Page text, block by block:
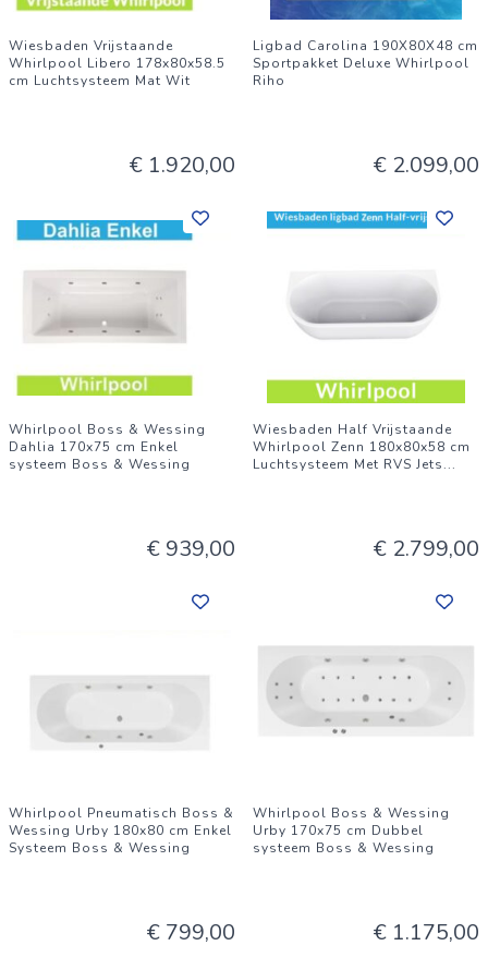
Wiesbaden Vrijstaande
Whirlpool Libero 178x80x58.5
cm Luchtsysteem Mat Wit
€ 1.920,00
Ligbad Carolina 190X80X48 cm
Sportpakket Deluxe Whirlpool
Riho
€ 2.099,00
Whirlpool Boss & Wessing
Dahlia 170x75 cm Enkel
systeem Boss & Wessing
€ 939,00
Wiesbaden Half Vrijstaande
Whirlpool Zenn 180x80x58 cm
Luchtsysteem Met RVS Jets...
€ 2.799,00
Whirlpool Pneumatisch Boss &
Wessing Urby 180x80 cm Enkel
Systeem Boss & Wessing
€ 799,00
Whirlpool Boss & Wessing
Urby 170x75 cm Dubbel
systeem Boss & Wessing
€ 1.175,00